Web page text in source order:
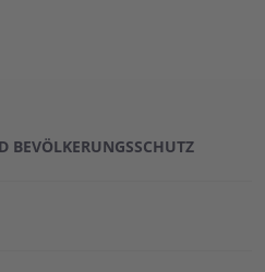
BEVÖLKERUNGSSCHUTZ